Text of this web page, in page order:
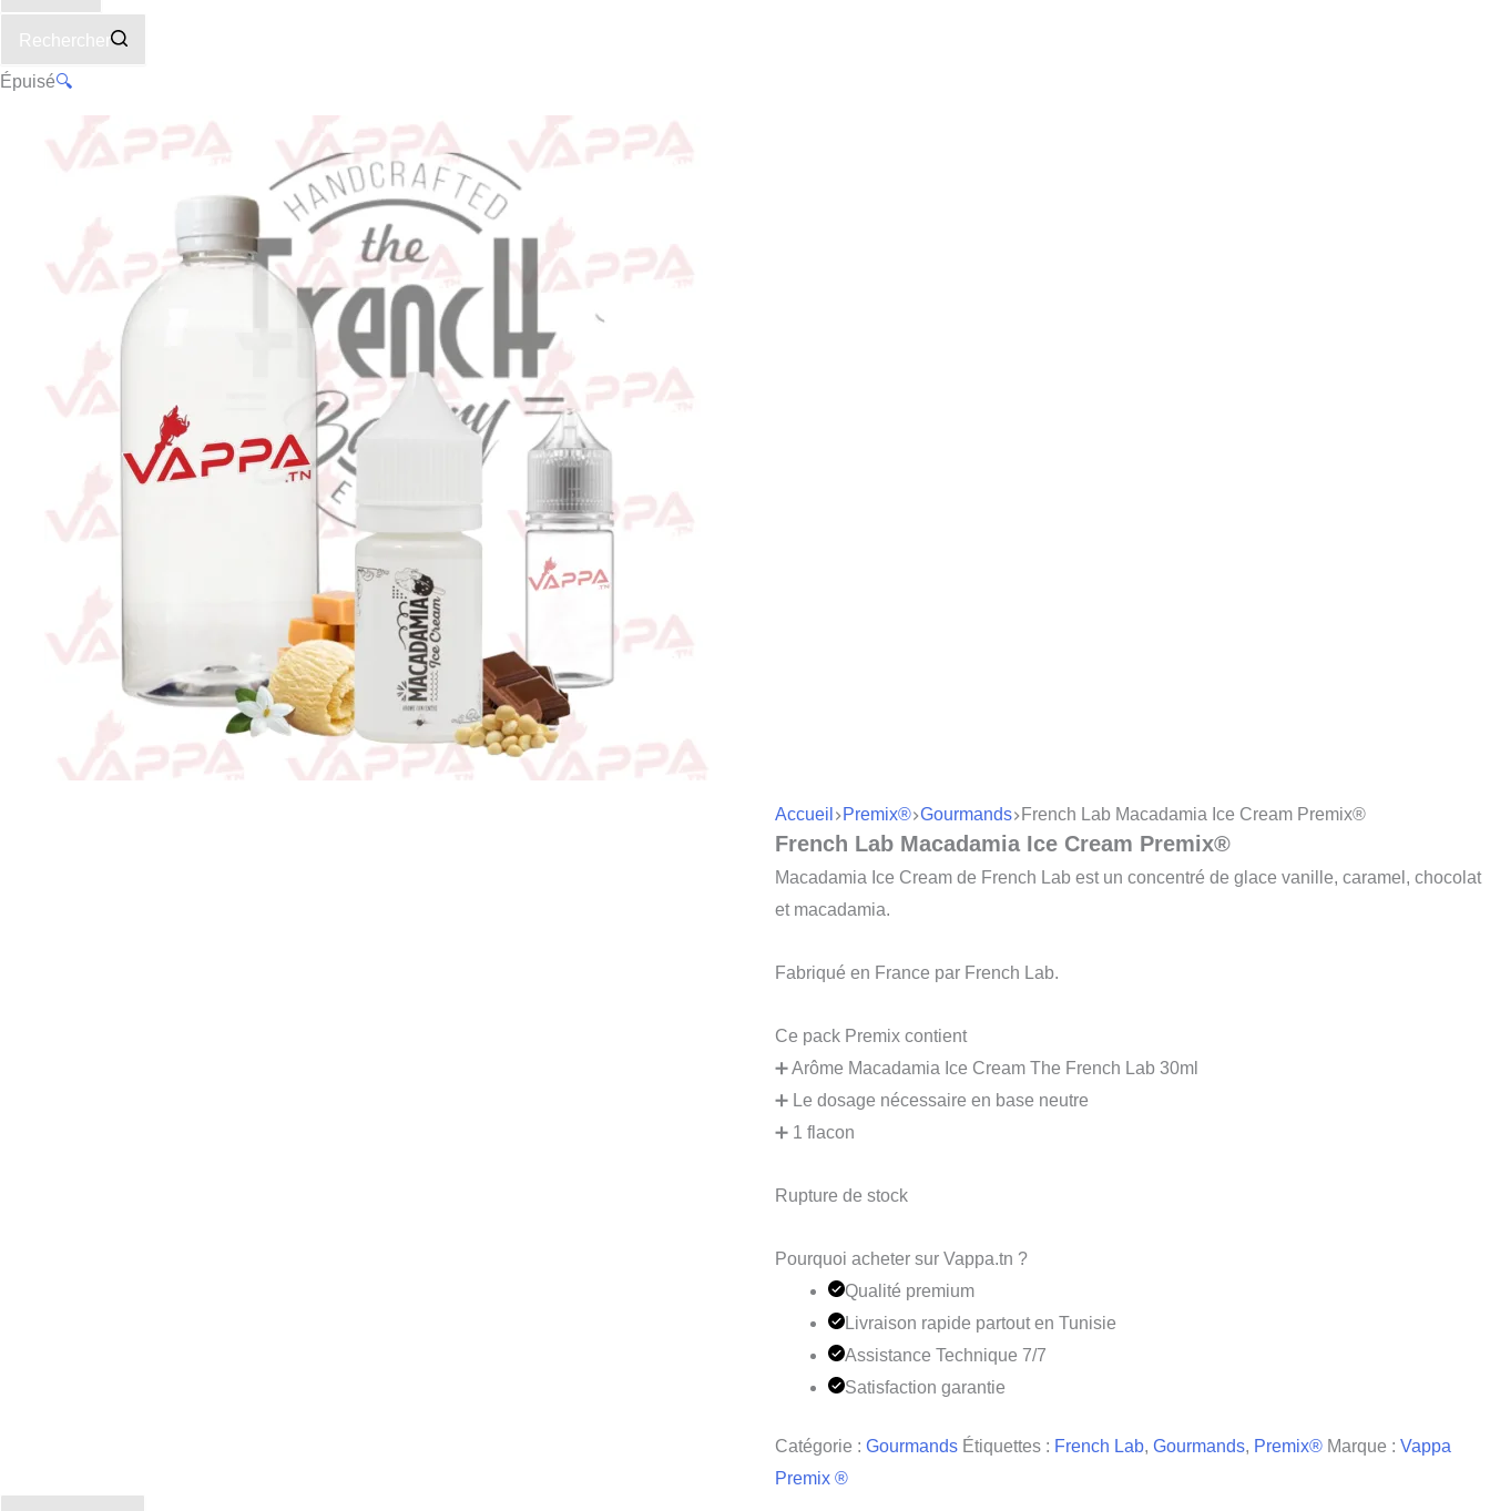
Rechercher
Épuisé🔍
Accueil Premix® Gourmands French Lab Macadamia Ice Cream Premix®
French Lab Macadamia Ice Cream Premix®
Macadamia Ice Cream de French Lab est un concentré de glace vanille, caramel, chocolat
et macadamia.
Fabriqué en France par French Lab.
Ce pack Premix contient
➕ Arôme Macadamia Ice Cream The French Lab 30ml
➕ Le dosage nécessaire en base neutre
➕ 1 flacon
Rupture de stock
Pourquoi acheter sur Vappa.tn ?
Qualité premium
Livraison rapide partout en Tunisie
Assistance Technique 7/7
Satisfaction garantie
Catégorie : Gourmands Étiquettes : French Lab, Gourmands, Premix® Marque : Vappa
Premix ®